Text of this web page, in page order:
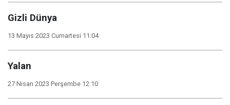
Gizli Dünya
13 Mayıs 2023 Cumartesi 11:04
Yalan
27 Nisan 2023 Perşembe 12:10